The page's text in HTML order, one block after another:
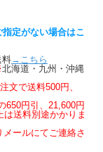
定がない場合はこ
料→こちら
北海道・九州・沖縄
文で送料500円、
650円引、21,600円
送料別途かかりま
ールにてご連絡さ